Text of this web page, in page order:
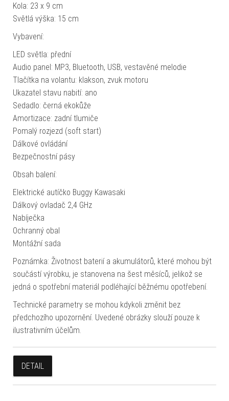
Kola: 23 x 9 cm
Světlá výška: 15 cm
Vybavení:
LED světla: přední
Audio panel: MP3, Bluetooth, USB, vestavěné melodie
Tlačítka na volantu: klakson, zvuk motoru
Ukazatel stavu nabití: ano
Sedadlo: černá ekokůže
Amortizace: zadní tlumiče
Pomalý rozjezd (soft start)
Dálkové ovládání
Bezpečnostní pásy
Obsah balení:
Elektrické autíčko Buggy Kawasaki
Dálkový ovladač 2,4 GHz
Nabíječka
Ochranný obal
Montážní sada
Poznámka: Životnost baterií a akumulátorů, které mohou být
součástí výrobku, je stanovena na šest měsíců, jelikož se
jedná o spotřební materiál podléhající běžnému opotřebení.
Technické parametry se mohou kdykoli změnit bez
předchozího upozornění. Uvedené obrázky slouží pouze k
ilustrativním účelům.
DETAIL